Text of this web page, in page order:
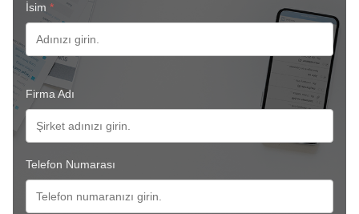
İsim *
Firma Adı
Telefon Numarası